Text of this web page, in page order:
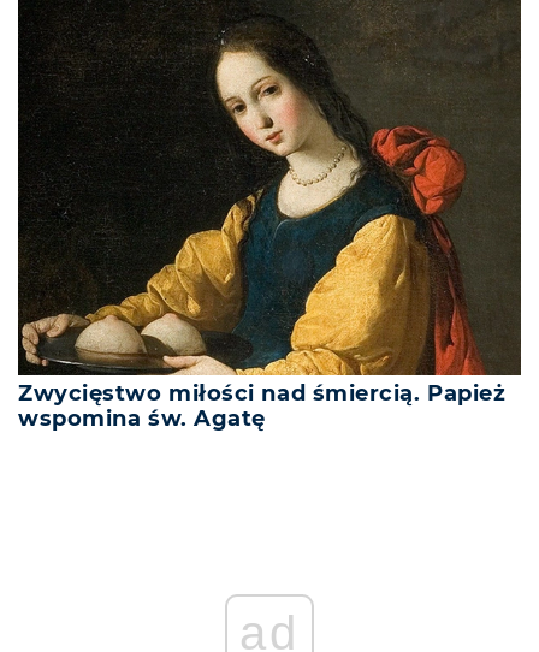
Zwycięstwo miłości nad śmiercią. Papież
wspomina św. Agatę
ad